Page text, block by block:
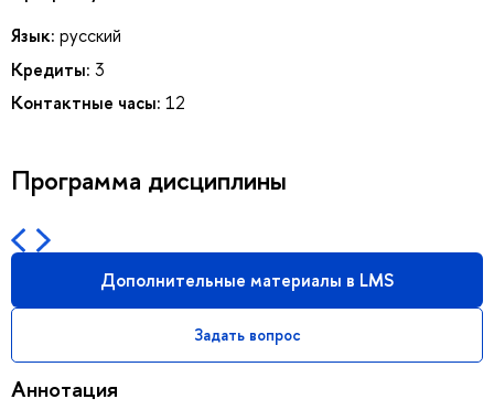
Язык: русский
Кредиты: 3
Контактные часы: 12
Программа дисциплины
Дополнительные материалы в LMS
Задать вопрос
Аннотация